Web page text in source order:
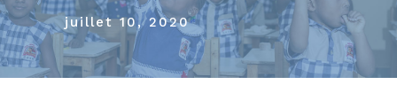
juillet 10, 2020